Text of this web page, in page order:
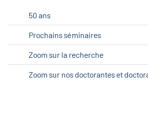
50 ans
Prochains séminaires
Zoom sur la recherche
Zoom sur nos doctorantes et